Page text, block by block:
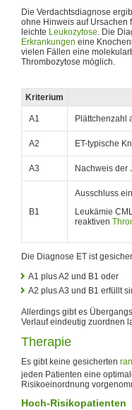
Die Verdachtsdiagnose
ohne Hinweis auf Ursachen
leichte Leukozytose. Die
Erkrankungen eine
vielen Fällen eine
Thrombozytose möglich.
Kriterium
A1 Plättchenzahl
A2 ET-typische
A3 Nachweis der
B1
Ausschluss
Leukämie
reaktiven
Die Diagnose ET ist
A1 plus A2 und B1 oder
A2 plus A3 und B1 erfüllt
Allerdings gibt es
Verlauf eindeutig zuordnen
Therapie
Es gibt keine gesicherten
jeden Patienten eine
Risikoeinordnung
Hoch-Risikopatienten